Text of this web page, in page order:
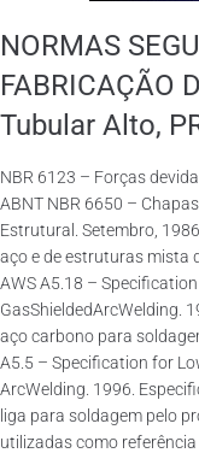
NORMAS
FABRICAÇÃO
Tubular Alto,
NBR 6123 – Forças
ABNT NBR 6650 –
Estrutural. Setembro,
aço e de estruturas mista
AWS A5.18 –
GasShieldedArcWelding.
aço carbono para
A5.5 – Specification for
ArcWelding. 1996.
liga para soldagem pelo
utilizadas como